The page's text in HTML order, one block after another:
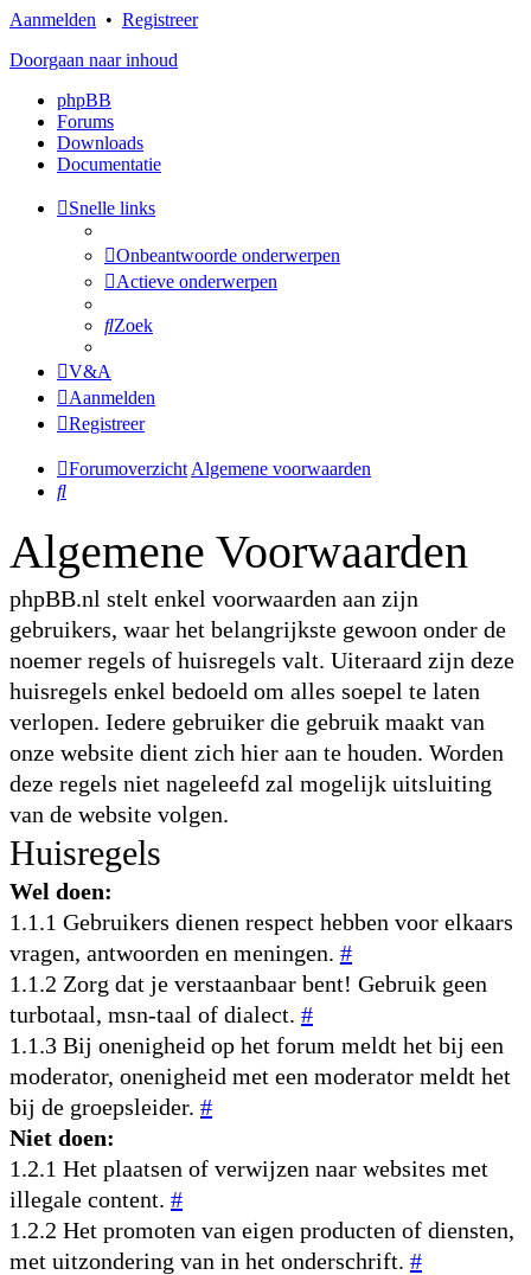
Aanmelden • Registreer
Doorgaan naar inhoud
phpBB
Forums
Downloads
Documentatie
Snelle links
Onbeantwoorde onderwerpen
Actieve onderwerpen
Zoek
V&A
Aanmelden
Registreer
Forumoverzicht Algemene voorwaarden
Zoek
Algemene Voorwaarden
phpBB.nl stelt enkel voorwaarden aan zijn
gebruikers, waar het belangrijkste gewoon onder de
noemer regels of huisregels valt. Uiteraard zijn deze
huisregels enkel bedoeld om alles soepel te laten
verlopen. Iedere gebruiker die gebruik maakt van
onze website dient zich hier aan te houden. Worden
deze regels niet nageleefd zal mogelijk uitsluiting
van de website volgen.
Huisregels
Wel doen:
1.1.1 Gebruikers dienen respect hebben voor elkaars
vragen, antwoorden en meningen. #
1.1.2 Zorg dat je verstaanbaar bent! Gebruik geen
turbotaal, msn-taal of dialect. #
1.1.3 Bij onenigheid op het forum meldt het bij een
moderator, onenigheid met een moderator meldt het
bij de groepsleider. #
Niet doen:
1.2.1 Het plaatsen of verwijzen naar websites met
illegale content. #
1.2.2 Het promoten van eigen producten of diensten,
met uitzondering van in het onderschrift. #